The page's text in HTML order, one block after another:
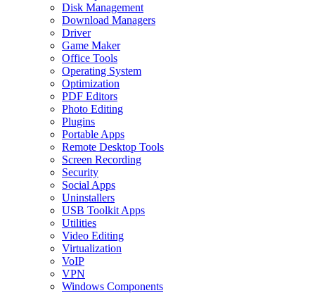
Disk Management
Download Managers
Driver
Game Maker
Office Tools
Operating System
Optimization
PDF Editors
Photo Editing
Plugins
Portable Apps
Remote Desktop Tools
Screen Recording
Security
Social Apps
Uninstallers
USB Toolkit Apps
Utilities
Video Editing
Virtualization
VoIP
VPN
Windows Components